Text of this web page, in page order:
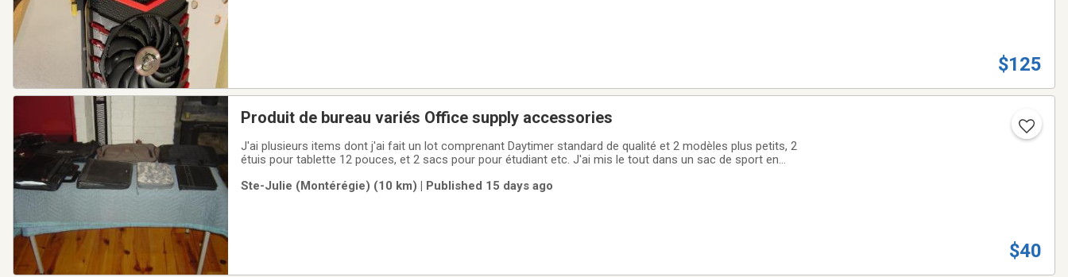
$125
Produit de bureau variés Office supply accessories
J'ai plusieurs items dont j'ai fait un lot comprenant Daytimer standard de qualité et 2 modèles plus petits, 2
étuis pour tablette 12 pouces, et 2 sacs pour pour étudiant etc. J'ai mis le tout dans un sac de sport en
personne
Ste-Julie (Montérégie) (10 km) | Published 15 days ago
$40